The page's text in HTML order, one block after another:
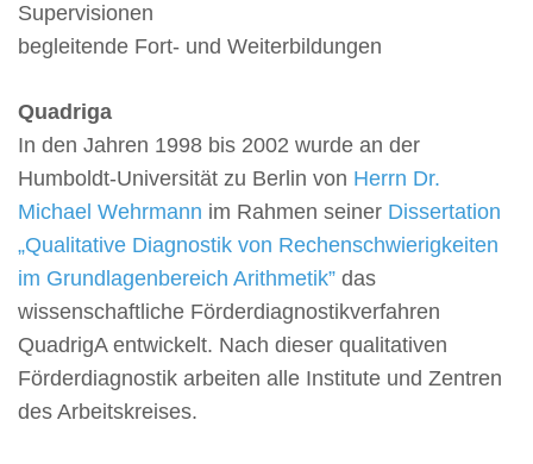
Supervisionen
begleitende Fort- und Weiterbildungen
Quadriga
In den Jahren 1998 bis 2002 wurde an der
Humboldt-Universität zu Berlin von Herrn Dr.
Michael Wehrmann im Rahmen seiner Dissertation
„Qualitative Diagnostik von Rechenschwierigkeiten
im Grundlagenbereich Arithmetik” das
wissenschaftliche Förderdiagnostikverfahren
QuadrigA entwickelt. Nach dieser qualitativen
Förderdiagnostik arbeiten alle Institute und Zentren
des Arbeitskreises.